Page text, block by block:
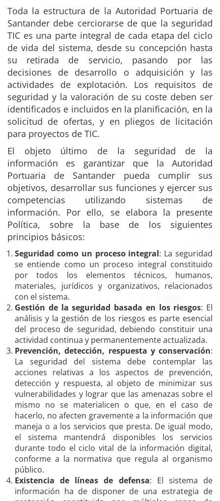
Toda la estructura de la Autoridad Portuaria de
Santander debe cerciorarse de que la seguridad
TIC es una parte integral de cada etapa del ciclo
de vida del sistema, desde su concepción hasta
su retirada de servicio, pasando por las
decisiones de desarrollo o adquisición y las
actividades de explotación. Los requisitos de
seguridad y la valoración de su coste deben ser
identificados e incluidos en la planificación, en la
solicitud de ofertas, y en pliegos de licitación
para proyectos de TIC.
El objeto último de la seguridad de la
información es garantizar que la Autoridad
Portuaria de Santander pueda cumplir sus
objetivos, desarrollar sus funciones y ejercer sus
competencias utilizando sistemas de
información. Por ello, se elabora la presente
Política, sobre la base de los siguientes
principios básicos:
Seguridad como un proceso integral: La seguridad
se entiende como un proceso integral constituido
por todos los elementos técnicos, humanos,
materiales, jurídicos y organizativos, relacionados
con el sistema.
Gestión de la seguridad basada en los riesgos: El
análisis y la gestión de los riesgos es parte esencial
del proceso de seguridad, debiendo constituir una
actividad continua y permanentemente actualizada.
Prevención, detección, respuesta y conservación:
La seguridad del sistema debe contemplar las
acciones relativas a los aspectos de prevención,
detección y respuesta, al objeto de minimizar sus
vulnerabilidades y lograr que las amenazas sobre el
mismo no se materialicen o que, en el caso de
hacerlo, no afecten gravemente a la información que
maneja o a los servicios que presta. De igual modo,
el sistema mantendrá disponibles los servicios
durante todo el ciclo vital de la información digital,
conforme a la normativa que regula al organismo
público.
Existencia de líneas de defensa: El sistema de
información ha de disponer de una estrategia de